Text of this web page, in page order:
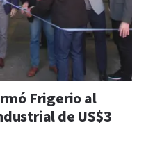
Frigerio al
de US$3